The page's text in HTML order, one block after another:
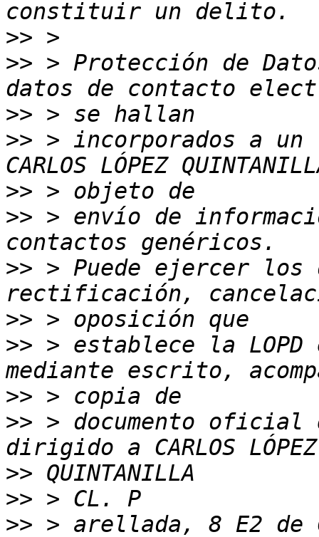
>>
>> > Protección de
>>
>> > incorporados a
>>
>> > envío de
>> > Puede ejercer los
>>
>> > establece la LOPD
>>
>> > documento
>>
>>
>> > arellada, 8 E2 de